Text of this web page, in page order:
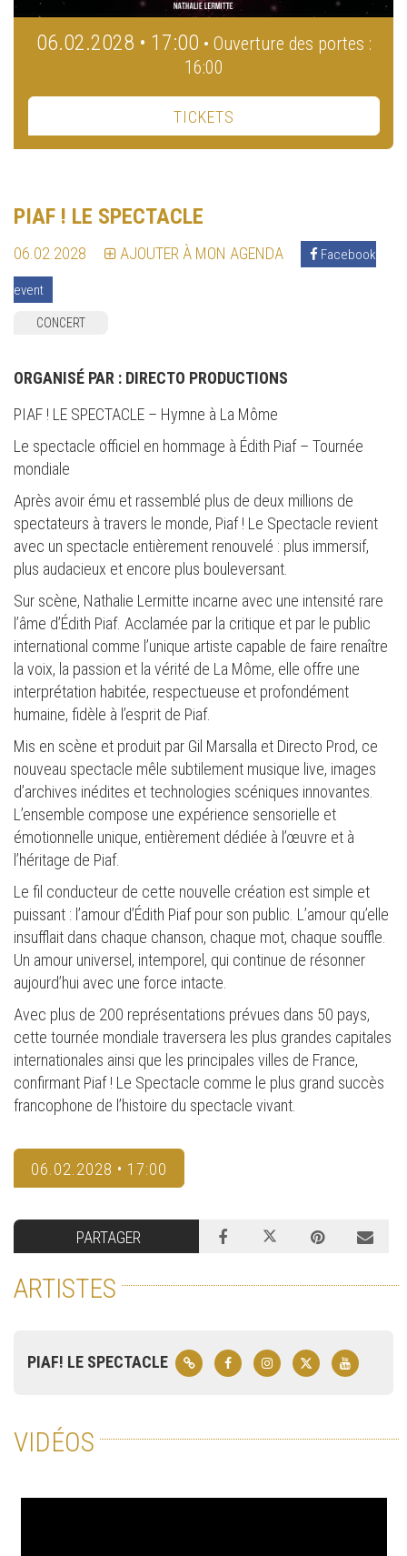
06.02.2028 • 17:00 • Ouverture des portes :
16:00
TICKETS
PIAF ! LE SPECTACLE
06.02.2028 AJOUTER À MON AGENDA Facebook
event
CONCERT
ORGANISÉ PAR : DIRECTO PRODUCTIONS
PIAF ! LE SPECTACLE – Hymne à La Môme
Le spectacle officiel en hommage à Édith Piaf – Tournée
mondiale
Après avoir ému et rassemblé plus de deux millions de
spectateurs à travers le monde, Piaf ! Le Spectacle revient
avec un spectacle entièrement renouvelé : plus immersif,
plus audacieux et encore plus bouleversant.
Sur scène, Nathalie Lermitte incarne avec une intensité rare
l’âme d’Édith Piaf. Acclamée par la critique et par le public
international comme l’unique artiste capable de faire renaître
la voix, la passion et la vérité de La Môme, elle offre une
interprétation habitée, respectueuse et profondément
humaine, fidèle à l’esprit de Piaf.
Mis en scène et produit par Gil Marsalla et Directo Prod, ce
nouveau spectacle mêle subtilement musique live, images
d’archives inédites et technologies scéniques innovantes.
L’ensemble compose une expérience sensorielle et
émotionnelle unique, entièrement dédiée à l’œuvre et à
l’héritage de Piaf.
Le fil conducteur de cette nouvelle création est simple et
puissant : l’amour d’Édith Piaf pour son public. L’amour qu’elle
insufflait dans chaque chanson, chaque mot, chaque souffle.
Un amour universel, intemporel, qui continue de résonner
aujourd’hui avec une force intacte.
Avec plus de 200 représentations prévues dans 50 pays,
cette tournée mondiale traversera les plus grandes capitales
internationales ainsi que les principales villes de France,
confirmant Piaf ! Le Spectacle comme le plus grand succès
francophone de l’histoire du spectacle vivant.
06.02.2028 • 17:00
PARTAGER
ARTISTES
PIAF! LE SPECTACLE
VIDÉOS